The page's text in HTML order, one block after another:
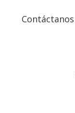
Contáctanos